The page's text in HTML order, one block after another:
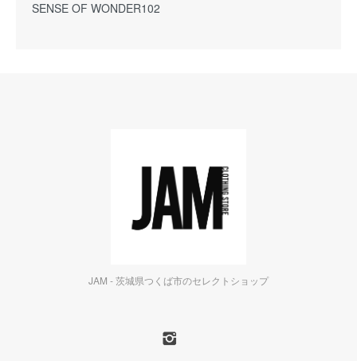
SENSE OF WONDER102
JAM - 茨城県つくば市のセレクトショップ